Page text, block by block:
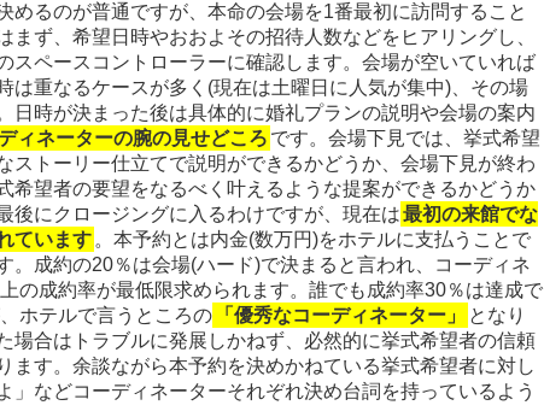
めるのが普通ですが、本命の会場を1番最初に訪問すること
ず、希望日時やおおよその招待人数などをヒアリングし、
スペースコントローラーに確認します。会場が空いていれば
は重なるケースが多く (現在は土曜日に人気が集中) 、その場
日時が決まった後は具体的に婚礼プランの説明や会場の案内
ィネーターの腕の見せどころ です。会場下見では、挙式希望
ストーリー仕立てで説明ができるかどうか、会場下見が終わ
希望者の要望をなるべく叶えるような提案ができるかどうか
後にクロージングに入るわけですが、現在は最初の来館でな
ています 。本予約とは内金(数万円)をホテルに支払うことで
。成約の20％は会場(ハード)で決まると言われ、コーディネ
の成約率が最低限求められます。誰でも成約率30％は達成で
ホテルで言うところの 「優秀なコーディネーター」
となり
場合はトラブルに発展しかねず、必然的に挙式希望者の信頼
ます。余談ながら本予約を決めかねている挙式希望者に対し
」などコーディネーターそれぞれ決め台詞を持っているよう